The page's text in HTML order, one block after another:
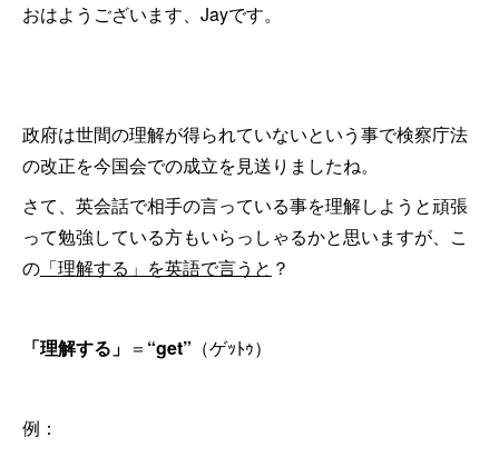
おはようございます、Jayです。
政府は世間の理解が得られていないという事で検察庁法
の改正を今国会での成立を見送りましたね。
さて、英会話で相手の言っている事を理解しようと頑張
って勉強している方もいらっしゃるかと思いますが、こ
の 「理解する」を英語で言うと ？
「理解する」 ＝ “get” （ゲｯﾄｩ）
例：